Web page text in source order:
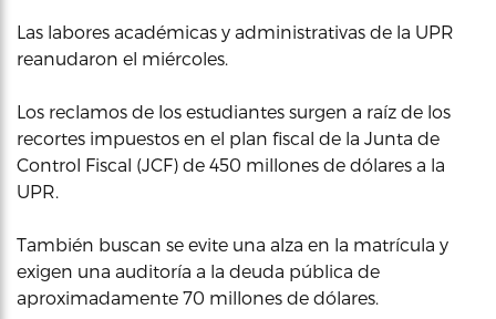
Las labores académicas y administrativas de la UPR
reanudaron el miércoles.
Los reclamos de los estudiantes surgen a raíz de los
recortes impuestos en el plan fiscal de la Junta de
Control Fiscal (JCF) de 450 millones de dólares a la
UPR.
También buscan se evite una alza en la matrícula y
exigen una auditoría a la deuda pública de
aproximadamente 70 millones de dólares.